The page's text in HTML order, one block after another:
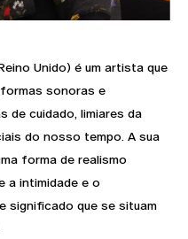
Unido) é um artista que
sonoras e
de cuidado, limiares da
do nosso tempo. A sua
forma de realismo
a intimidade e o
significado que se situam